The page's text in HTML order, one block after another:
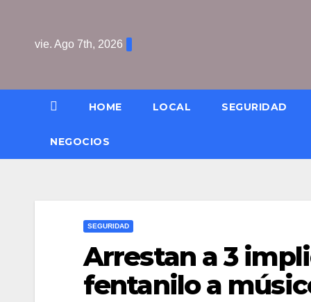
contenido
vie. Ago 7th, 2026
HOME LOCAL SEGURIDAD
NEGOCIOS
SEGURIDAD
Arrestan a 3
fentanilo a